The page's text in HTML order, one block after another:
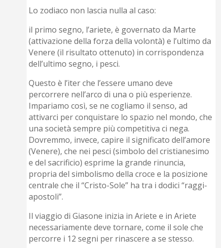
Lo zodiaco non lascia nulla al caso:
il primo segno, l’ariete, è governato da Marte
(attivazione della forza della volontà) e l’ultimo da
Venere (il risultato ottenuto) in corrispondenza
dell’ultimo segno, i pesci.
Questo è l’iter che l’essere umano deve
percorrere nell’arco di una o più esperienze.
Impariamo così, se ne cogliamo il senso, ad
attivarci per conquistare lo spazio nel mondo, che
una società sempre più competitiva ci nega.
Dovremmo, invece, capire il significato dell’amore
(Venere), che nei pesci (simbolo del cristianesimo
e del sacrificio) esprime la grande rinuncia,
propria del simbolismo della croce e la posizione
centrale che il “Cristo-Sole” ha tra i dodici “raggi-
apostoli”.
Il viaggio di Giasone inizia in Ariete e in Ariete
necessariamente deve tornare, come il sole che
percorre i 12 segni per rinascere a se stesso.